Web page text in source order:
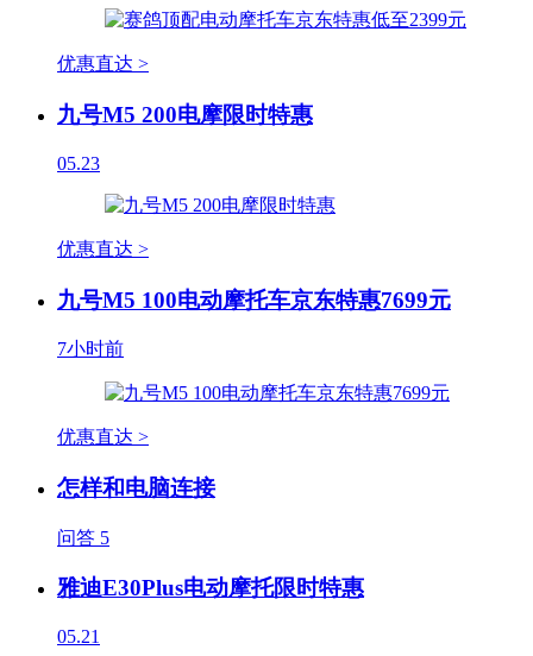
优惠直达 >
九号M5 200电摩限时特惠
05.23
优惠直达 >
九号M5 100电动摩托车京东特惠7699元
7小时前
优惠直达 >
怎样和电脑连接
问答 5
雅迪E30Plus电动摩托限时特惠
05.21